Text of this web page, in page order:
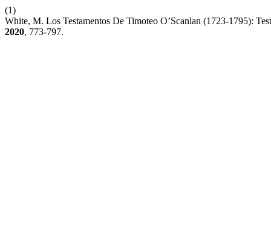
(1)
White, M. Los Testamentos De Timoteo O’Scanlan (1723-1795):
2020, 773-797.